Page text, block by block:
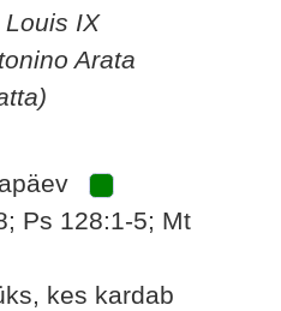
IX
Arata
Ps 128:1-5; Mt
kes kardab